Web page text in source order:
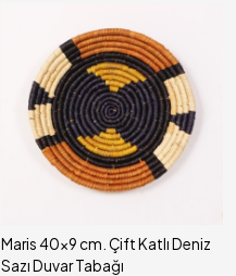
Maris 40x9 cm. Çift Katlı Deniz
Sazı Duvar Tabağı